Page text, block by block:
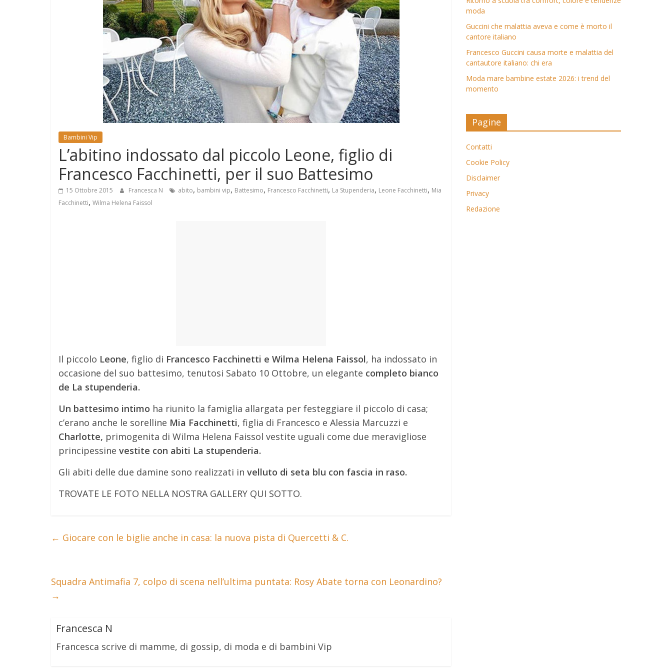
Bambini Vip
L’abitino indossato dal piccolo Leone, figlio di
Francesco Facchinetti, per il suo Battesimo
15 Ottobre 2015 Francesca N abito, bambini vip, Battesimo, Francesco Facchinetti, La Stupenderia, Leone Facchinetti, Mia
Facchinetti, Wilma Helena Faissol
Il piccolo Leone, figlio di Francesco Facchinetti e Wilma Helena Faissol, ha indossato in
occasione del suo battesimo, tenutosi Sabato 10 Ottobre, un elegante completo bianco
de La stupenderia.
Un battesimo intimo ha riunito la famiglia allargata per festeggiare il piccolo di casa;
c’erano anche le sorelline Mia Facchinetti, figlia di Francesco e Alessia Marcuzzi e
Charlotte, primogenita di Wilma Helena Faissol vestite uguali come due meravigliose
principessine vestite con abiti La stupenderia.
Gli abiti delle due damine sono realizzati in velluto di seta blu con fascia in raso.
TROVATE LE FOTO NELLA NOSTRA GALLERY QUI SOTTO.
← Giocare con le biglie anche in casa: la nuova pista di Quercetti & C.
Squadra Antimafia 7, colpo di scena nell’ultima puntata: Rosy Abate torna con Leonardino?
→
Francesca N
Francesca scrive di mamme, di gossip, di moda e di bambini Vip
moda
Guccini che malattia aveva e come è morto il
cantore italiano
Francesco Guccini causa morte e malattia del
cantautore italiano: chi era
Moda mare bambine estate 2026: i trend del
momento
Pagine
Contatti
Cookie Policy
Disclaimer
Privacy
Redazione